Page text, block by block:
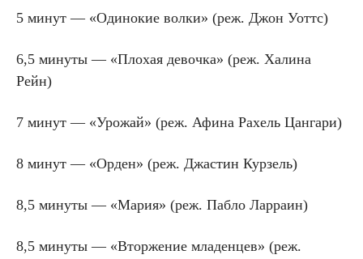
5 минут — «Одинокие волки» (реж. Джон Уоттс)
6,5 минуты — «Плохая девочка» (реж. Халина
Рейн)
7 минут — «Урожай» (реж. Афина Рахель Цангари)
8 минут — «Орден» (реж. Джастин Курзель)
8,5 минуты — «Мария» (реж. Пабло Ларраин)
8,5 минуты — «Вторжение младенцев» (реж.